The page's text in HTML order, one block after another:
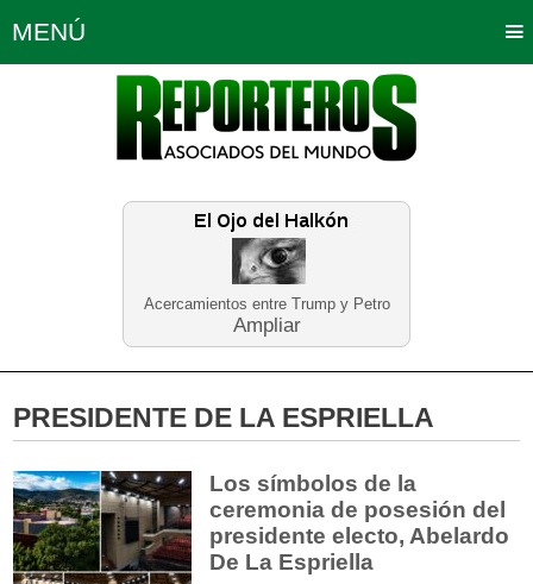
Acercamientos entre Trump y Petro
Ampliar
MENÚ
Política Opinión Bogotá
Planeta Tierra Deportes
Educación Neira
PRESIDENTE DE LA ESPRIELLA
Los símbolos de la
ceremonia de posesión del
presidente electo, Abelardo
De La Espriella